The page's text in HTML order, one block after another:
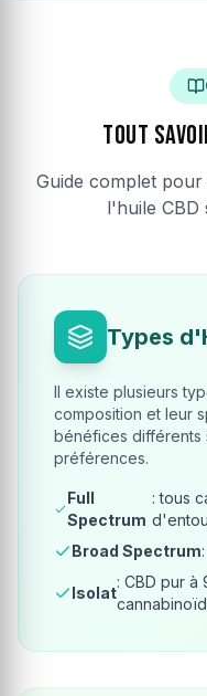
Tout
Guide complet
l'huile CBD
Types
Il existe plusieurs
composition et leur
bénéfices différents
préférences.
Full
Spectrum
: tous
Broad Spectrum
Isolat
: CBD pur à